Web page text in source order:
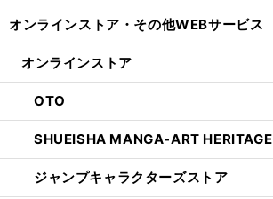
オンラインストア・ その他WEBサービス
オンラインストア
OTO
SHUEISHA MANGA-ART HERITAGE
ジャンプキャラクターズストア